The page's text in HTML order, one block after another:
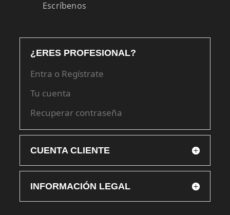
Escríbenos
¿ERES PROFESIONAL?
Entra o Regístrate
Tu cuenta
Recuperar contraseña
CUENTA CLIENTE
INFORMACIÓN LEGAL